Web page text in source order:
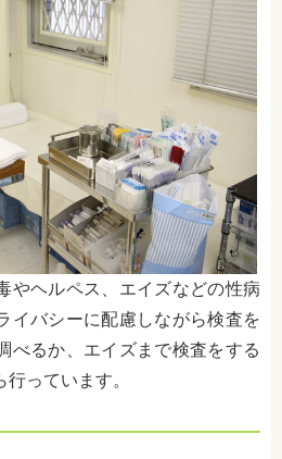
やヘルペス、エイズなどの性病
イバシーに配慮しながら検査を
べるか、エイズまで検査をする
っています。